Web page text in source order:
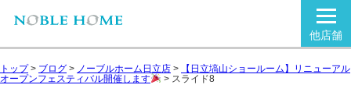
他店舗
トップ> ブログ > ノーブルホーム日立店 >
【日立塙山ショールーム】リニューアル
オープンフェスティバル開催します
> スライド8